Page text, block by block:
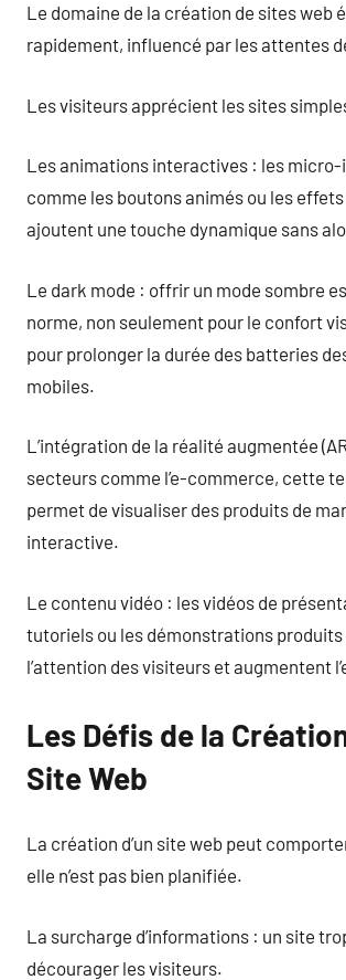
Le domaine de la création de sites web
rapidement, influencé par les attentes
Les visiteurs apprécient les sites
Les animations interactives : les
comme les boutons animés ou les
ajoutent une touche dynamique sans
Le dark mode : offrir un mode sombre
norme, non seulement pour le confort
pour prolonger la durée des batteries
mobiles.
L’intégration de la réalité augmentée
secteurs comme l’e-commerce, cette
permet de visualiser des produits de
interactive.
Le contenu vidéo : les vidéos de
tutoriels ou les démonstrations
l’attention des visiteurs et augmentent
Les Défis de la
Site Web
La création d’un site web peut
elle n’est pas bien planifiée.
La surcharge d’informations : un site
décourager les visiteurs.